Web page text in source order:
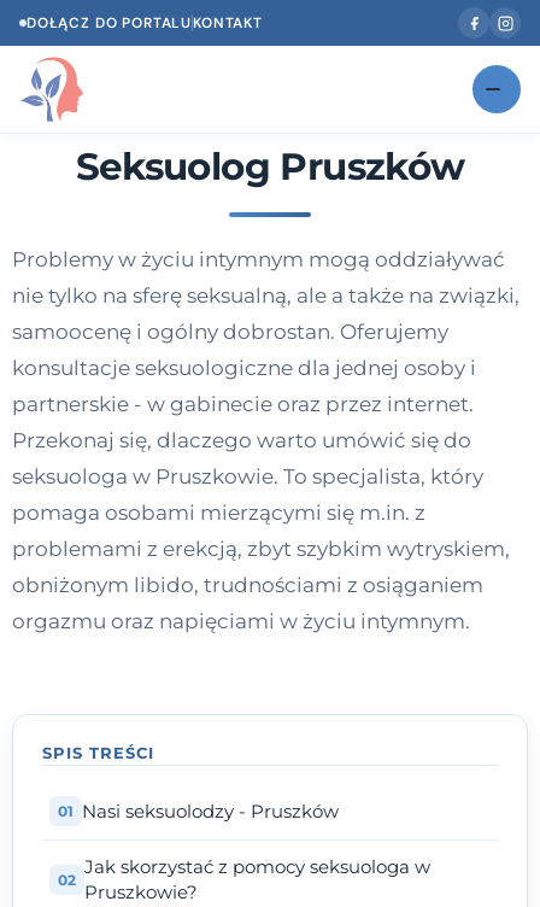
DOŁĄCZ DO PORTALUKONTAKT
Znajdź swojego specjalistę NOWOŚĆ
Według specjalizacji
Diagnozy psychologiczne
Testy psychologiczne
Dawka wiedzy
Dla specjalistów
Kontakt
Seksuolog Pruszków
Problemy w życiu intymnym mogą oddziaływać
nie tylko na sferę seksualną, ale a także na związki,
samoocenę i ogólny dobrostan. Oferujemy
konsultacje seksuologiczne dla jednej osoby i
partnerskie - w gabinecie oraz przez internet.
Przekonaj się, dlaczego warto umówić się do
seksuologa w Pruszkowie. To specjalista, który
pomaga osobami mierzącymi się m.in. z
problemami z erekcją, zbyt szybkim wytryskiem,
obniżonym libido, trudnościami z osiąganiem
orgazmu oraz napięciami w życiu intymnym.
SPIS TREŚCI
Nasi seksuolodzy - Pruszków
Jak skorzystać z pomocy seksuologa w
Pruszkowie?